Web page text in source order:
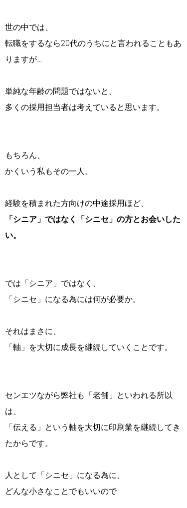
世の中では、
転職をするなら20代のうちにと言われることもあ
りますが…
単純な年齢の問題ではないと、
多くの採用担当者は考えていると思います。
もちろん、
かくいう私もその一人。
経験を積まれた方向けの中途採用ほど、
「シニア」ではなく「シニセ」の方とお会いした
い。
では「シニア」ではなく、
「シニセ」になる為には何が必要か。
それはまさに、
「軸」を大切に成長を継続していくことです。
センエツながら弊社も「老舗」といわれる所以
は、
「伝える」という軸を大切に印刷業を継続してき
たからです。
人として「シニセ」になる為に、
どんな小さなことでもいいので